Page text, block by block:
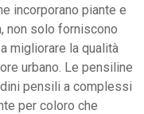
incorporano piante e
non solo forniscono
migliorare la qualità
urbano. Le pensiline
pensili a complessi
per coloro che